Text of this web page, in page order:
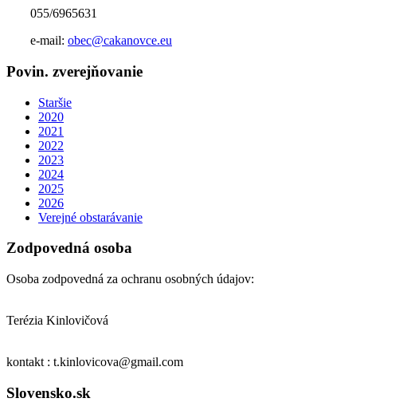
055/6965631
e-mail: obec@cakanovce.eu
Povin. zverejňovanie
Staršie
2020
2021
2022
2023
2024
2025
2026
Verejné obstarávanie
Zodpovedná osoba
Osoba zodpovedná za ochranu osobných údajov:
Terézia Kinlovičová
kontakt : t.kinlovicova@gmail.com
Slovensko.sk